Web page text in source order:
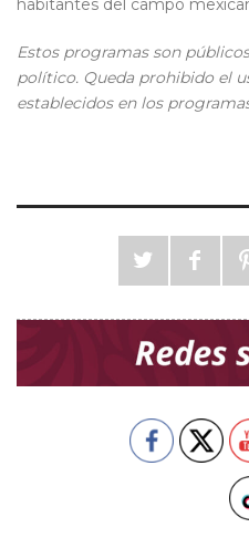
habitantes del campo
Estos programas son
político. Queda prohibido el
establecidos en los